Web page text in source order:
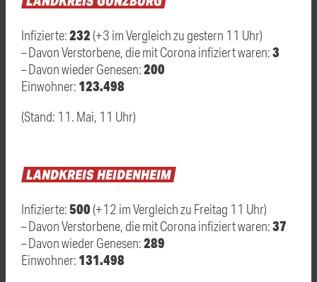
Infizierte:232 (+3 im Vergleich zu gestern 11 Uhr)
– Davon Verstorbene, die mit Corona infiziert waren:3
– Davon wieder Genesen:200
Einwohner:123.498
(Stand: 11. Mai, 11 Uhr)
LANDKREISHEIDENHEIM
Infizierte:500(+12 im Vergleich zu Freitag 11 Uhr)
– Davon Verstorbene, die mit Corona infiziert waren:37
– Davon wieder Genesen:289
Einwohner:131.498